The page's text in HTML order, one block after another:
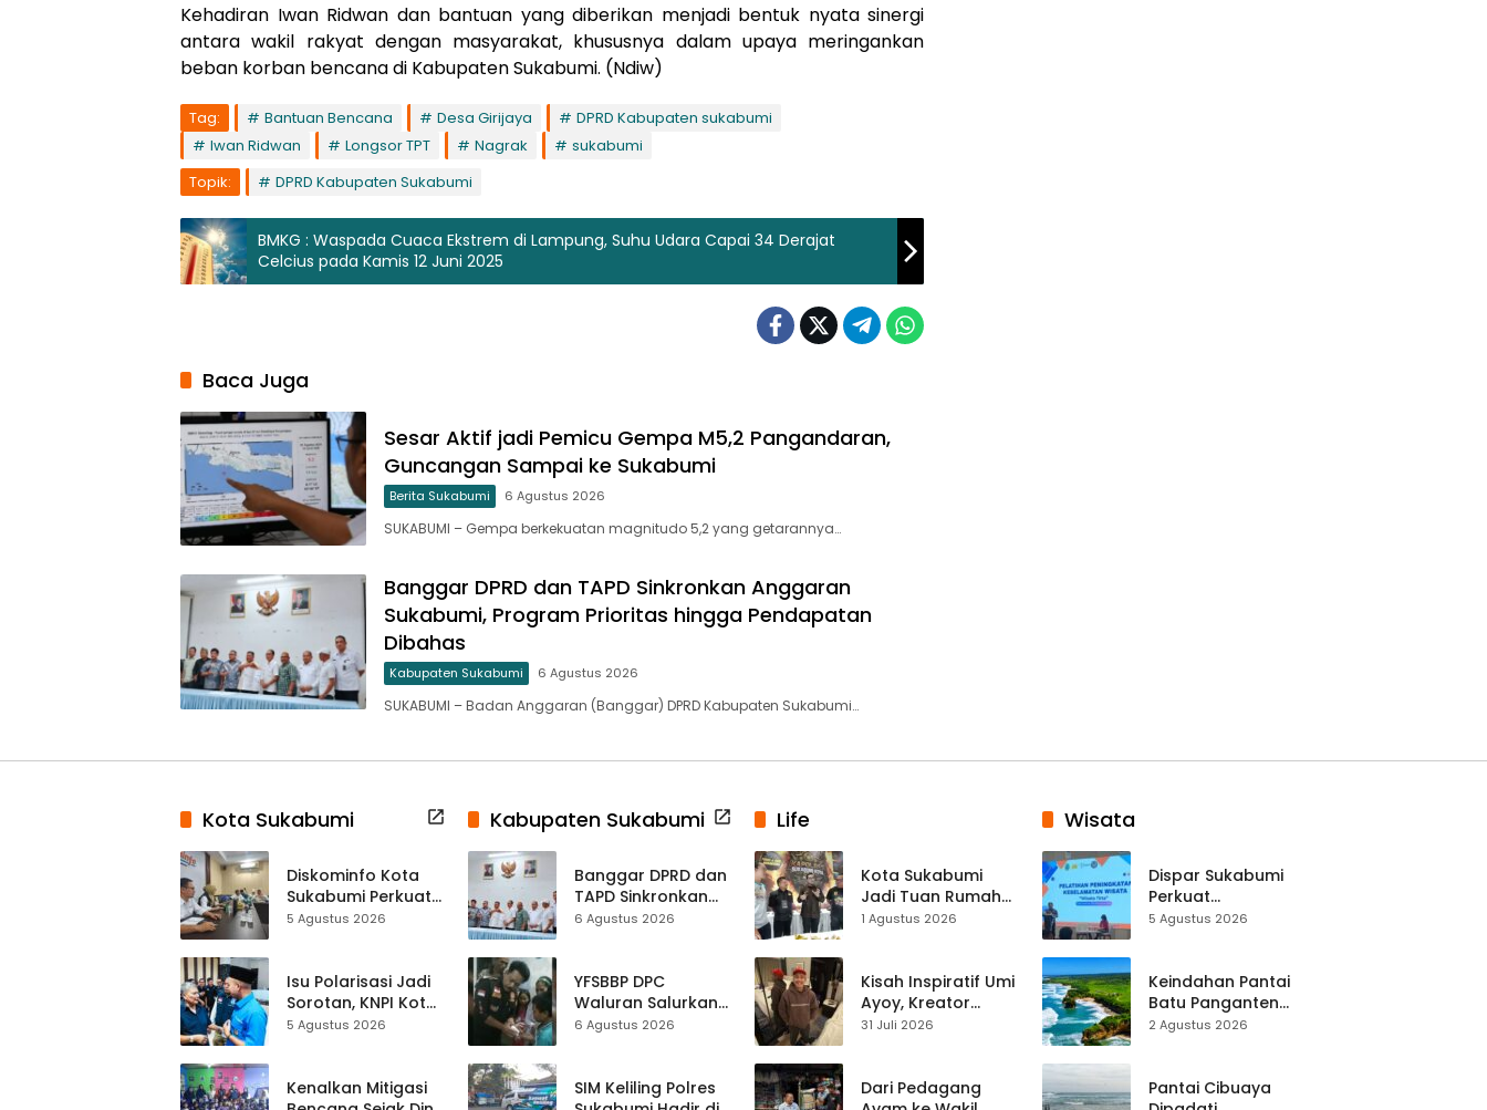
Kehadiran Iwan Ridwan dan bantuan yang diberikan menjadi bentuk nyata sinergi
antara wakil rakyat dengan masyarakat, khususnya dalam upaya meringankan
beban korban bencana di Kabupaten Sukabumi. (Ndiw)
Tag: Bantuan Bencana Desa Girijaya
DPRD Kabupaten sukabumi
Iwan Ridwan
Longsor TPT Nagrak
sukabumi
Topik:
DPRD Kabupaten Sukabumi
BMKG : Waspada Cuaca Ekstrem di Lampung, Suhu Udara Capai 34 Derajat
Celcius pada Kamis 12 Juni 2025
Baca Juga
Sesar Aktif jadi Pemicu Gempa M5,2 Pangandaran,
Guncangan Sampai ke Sukabumi
Berita Sukabumi 6 Agustus 2026
SUKABUMI – Gempa berkekuatan magnitudo 5,2 yang getarannya…
Banggar DPRD dan TAPD Sinkronkan Anggaran
Sukabumi, Program Prioritas hingga Pendapatan
Dibahas
Kabupaten Sukabumi 6 Agustus 2026
SUKABUMI – Badan Anggaran (Banggar) DPRD Kabupaten Sukabumi…
Kota Sukabumi
Diskominfo Kota
Sukabumi Perkuat
Satu Data
Kewilayahan
Dikebut
5 Agustus 2026
Isu Polarisasi Jadi
Sorotan, KNPI Kota
Sukabumi Ajak
5 Agustus 2026
Kenalkan Mitigasi
Kabupaten Sukabumi
Banggar DPRD dan
TAPD Sinkronkan
Anggaran
Pendapatan
Dibahas
6 Agustus 2026
YFSBBP DPC
Waluran Salurkan
Bantuan Sosial
Air Panas
6 Agustus 2026
SIM Keliling Polres
Life
Kota Sukabumi
Jadi Tuan Rumah
Kontes Batu Akik
1 Agustus 2026
Kisah Inspiratif Umi
Ayoy, Kreator
TikTok Asal
Live Streaming
31 Juli 2026
Dari Pedagang
Wisata
Dispar Sukabumi
Perkuat
Keselamatan
Mitigasi hingga
Teknik Evakuasi
5 Agustus 2026
Keindahan Pantai
Batu Panganten
Mulai Dilirik
2 Agustus 2026
Pantai Cibuaya